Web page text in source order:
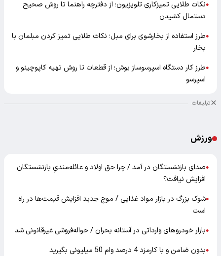
●نکات طلایی تمیزکاری تلویزیون؛ از دفترچه راهنما تا روش صحیح
دستمال کشیدن
●طرز استفاده از بخارشوی برای مبل؛ نکات طلایی تمیز کردن مبلمان با
بخار
●طرز کار دستگاه اسپرسوساز بوش؛ از قطعات تا روش تهیه کاپوچینو و
اسپرسو
تبلیغات
ورزش
●صدای بازنشستگان در آمد / چرا حق اولاد و عائله‌مندیِ بازنشستگان
افزایش نیافت؟
●شوک بزرگ در بازار مواد غذایی / موج جدید افزایش قیمت‌ها در راه
است
●بازار خودرو‌های وارداتی در آستانه بحران / حواله‌فروشی غیرقانونی شد
●بدون ضامن و با کارمزد 4 درصد وام 50 میلیونی بگیرید